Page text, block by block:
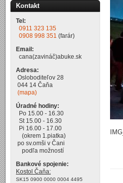
Kontakt
Tel:
0911 323 135
0908 998 351 (farár)
Email:
cana(zavináč)abuke.sk
Adresa:
Osloboditeľov 28
044 14 Čaňa
(mapa)
Úradné hodiny:
Po 15.00 - 16.30
St 15.00 - 16.30
Pi 16.00 - 17.00
(okrem 1.piatka)
po sv.omši v Čani
podľa možností
Bankové spojenie:
Kostol Čaňa:
SK15 0900 0000 0004 4495